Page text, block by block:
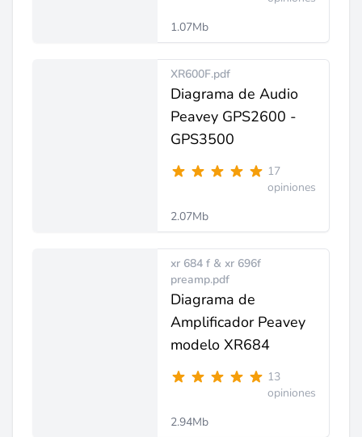
1.07Mb
XR600F.pdf
Diagrama de Audio
Peavey GPS2600 -
GPS3500
17
opiniones
2.07Mb
xr 684 f & xr 696f
preamp.pdf
Diagrama de
Amplificador Peavey
modelo XR684
13
opiniones
2.94Mb